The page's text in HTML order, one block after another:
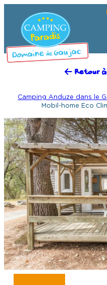
Retour
Camping Anduze dans le
Mobil-home Eco